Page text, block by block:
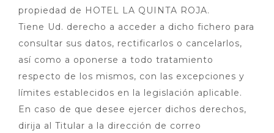
propiedad de HOTEL LA QUINTA ROJA.
Tiene Ud. derecho a acceder a dicho fichero para
consultar sus datos, rectificarlos o cancelarlos,
así como a oponerse a todo tratamiento
respecto de los mismos, con las excepciones y
límites establecidos en la legislación aplicable.
En caso de que desee ejercer dichos derechos,
dirija al Titular a la dirección de correo